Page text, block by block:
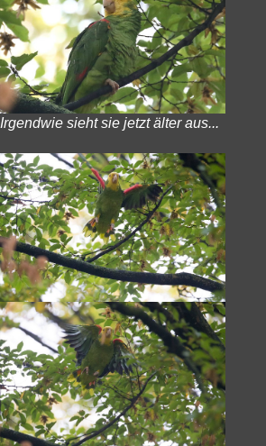
Irgendwie sieht sie jetzt älter aus...